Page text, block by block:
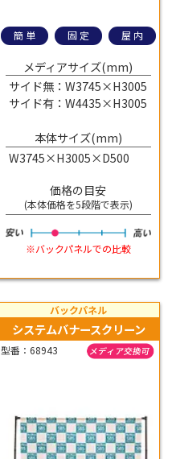
簡単 固定 屋内
メディアサイズ(mm)
サイド無：W3745×H3005
サイド有：W4435×H3005
本体サイズ(mm)
W3745×H3005×D500
価格の目安
(本体価格を5段階で表示)
※バックパネルでの比較
バックパネル
システムバナースクリーン
型番：68943